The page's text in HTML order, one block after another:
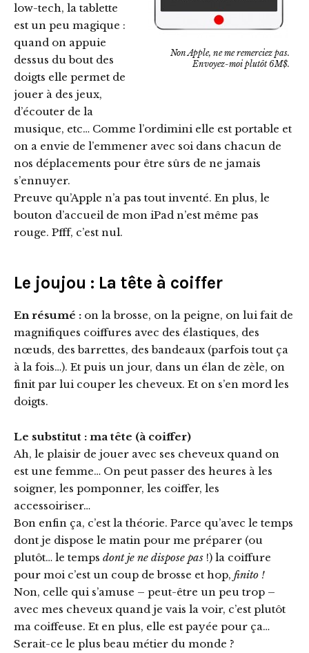
Non Apple, ne me remerciez pas.
Envoyez-moi plutôt 6M$.
low-tech, la tablette
est un peu magique :
quand on appuie
dessus du bout des
doigts elle permet de
jouer à des jeux,
d’écouter de la
musique, etc… Comme l’ordimini elle est portable et
on a envie de l’emmener avec soi dans chacun de
nos déplacements pour être sûrs de ne jamais
s’ennuyer.
Preuve qu’Apple n’a pas tout inventé. En plus, le
bouton d’accueil de mon iPad n’est même pas
rouge. Pfff, c’est nul.
Le joujou : La tête à coiffer
En résumé : on la brosse, on la peigne, on lui fait de
magnifiques coiffures avec des élastiques, des
nœuds, des barrettes, des bandeaux (parfois tout ça
à la fois…). Et puis un jour, dans un élan de zèle, on
finit par lui couper les cheveux. Et on s’en mord les
doigts.
Le substitut : ma tête (à coiffer)
Ah, le plaisir de jouer avec ses cheveux quand on
est une femme… On peut passer des heures à les
soigner, les pomponner, les coiffer, les
accessoiriser…
Bon enfin ça, c’est la théorie. Parce qu’avec le temps
dont je dispose le matin pour me préparer (ou
plutôt… le temps dont je ne dispose pas !) la coiffure
pour moi c’est un coup de brosse et hop, finito !
Non, celle qui s’amuse – peut-être un peu trop –
avec mes cheveux quand je vais la voir, c’est plutôt
ma coiffeuse. Et en plus, elle est payée pour ça…
Serait-ce le plus beau métier du monde ?